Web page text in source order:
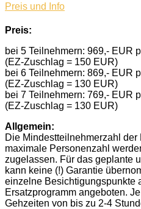
Preis und Info
Preis:
bei 5 Teilnehmern: 969,- EUR
(EZ-Zuschlag = 150 EUR)
bei 6 Teilnehmern: 869,- EUR
(EZ-Zuschlag = 130 EUR)
bei 7 Teilnehmern: 769,- EUR
(EZ-Zuschlag = 130 EUR)
Allgemein:
Die Mindestteilnehmerzahl
maximale Personenzahl
zugelassen. Für das geplante
kann keine (!) Garantie
einzelne Besichtigungspunkte
Ersatzprogramm angeboten.
Gehzeiten von bis zu 2-4